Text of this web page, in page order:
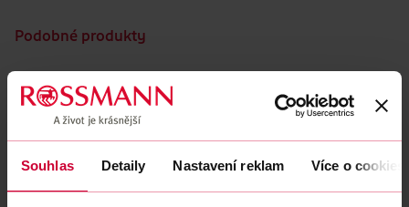
Souhlas Detaily Nastavení reklam Více o cookies
Podobné produkty